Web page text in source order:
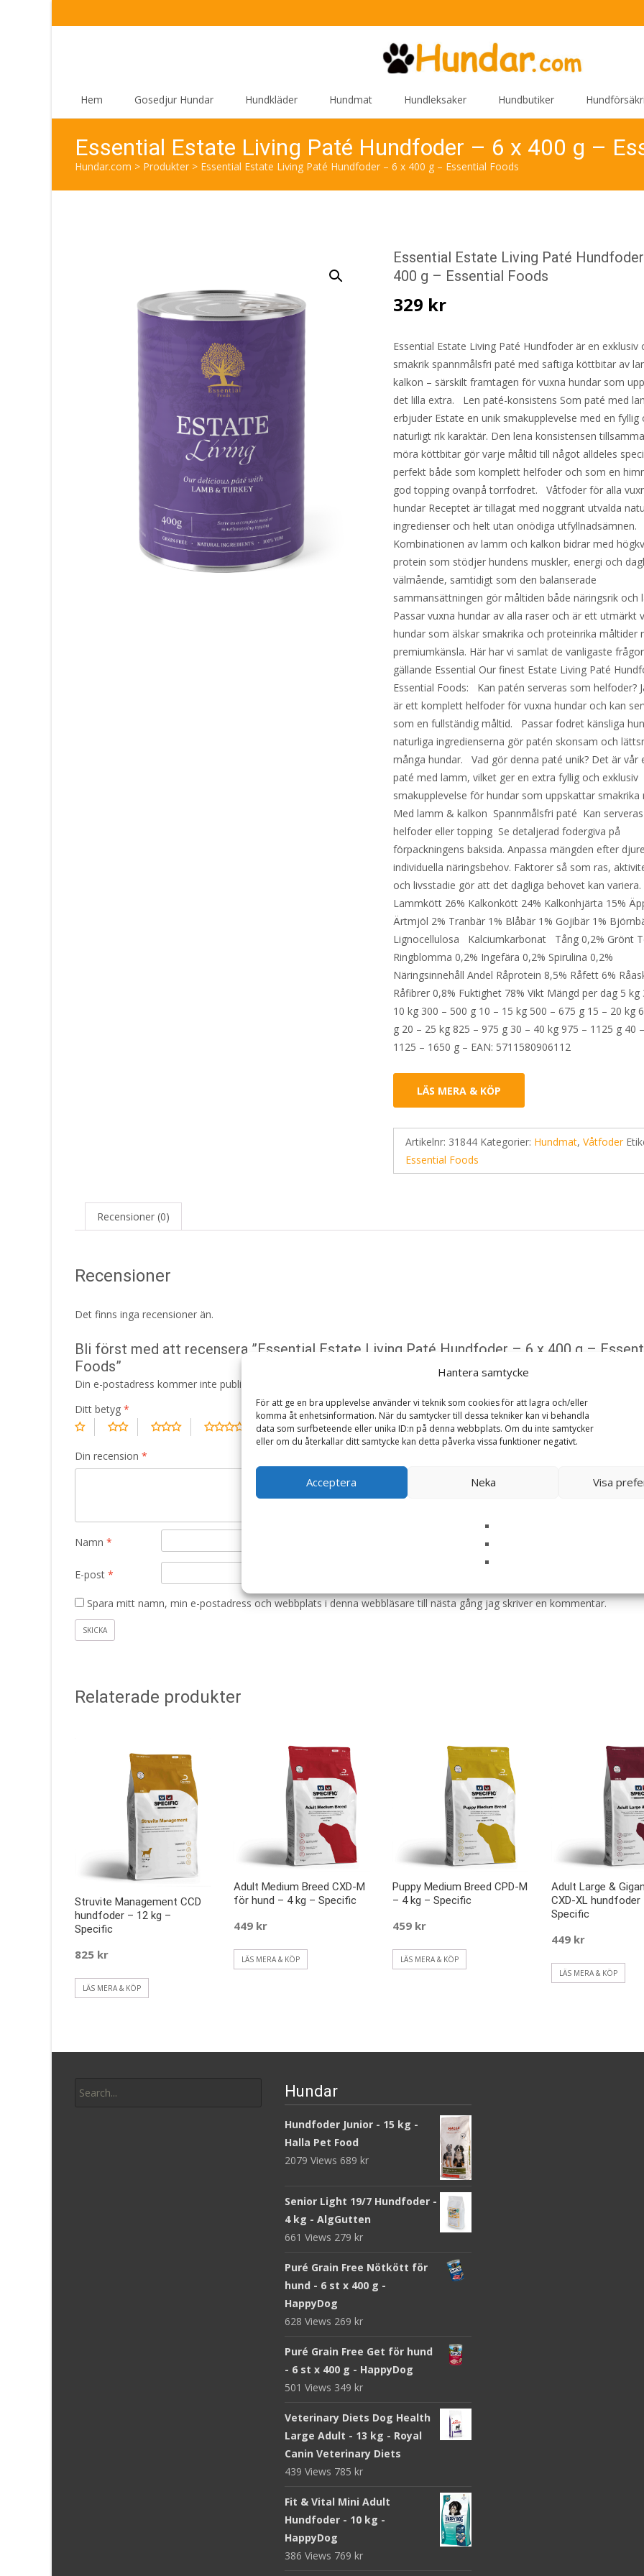
Hantera samtycke
För att ge en bra upplevelse använder vi teknik som cookies för att lagra och/eller
komma åt enhetsinformation. När du samtycker till dessa tekniker kan vi behandla
data som surfbeteende eller unika ID:n på denna webbplats. Om du inte samtycker
eller om du återkallar ditt samtycke kan detta påverka vissa funktioner negativt.
Acceptera Neka Visa
Hem Gosedjur Hundar Hundkläder Hundmat Hundleksaker Hundbutiker
Essential Estate Living Paté Hundfoder – 6 x 400 g –
Hundar.com > Produkter > Essential Estate Living Paté Hundfoder – 6 x 400 g – Essential Foods
Essential Estate Living Paté
400 g – Essential Foods
329 kr
Essential Estate Living Paté Hundfoder är en exklusiv
smakrik spannmålsfri paté med saftiga köttbitar av
kalkon – särskilt framtagen för vuxna hundar som
det lilla extra. Len paté-konsistens Som paté med
erbjuder Estate en unik smakupplevelse med en fyllig
naturligt rik karaktär. Den lena konsistensen
möra köttbitar gör varje måltid till något alldeles
perfekt både som komplett helfoder och som en
god topping ovanpå torrfodret. Våtfoder för alla
hundar Receptet är tillagat med noggrant utvalda
ingredienser och helt utan onödiga utfyllnadsämnen.
Kombinationen av lamm och kalkon bidrar med
protein som stödjer hundens muskler, energi och
välmående, samtidigt som den balanserade
sammansättningen gör måltiden både näringsrik och
Passar vuxna hundar av alla raser och är ett utmärkt
hundar som älskar smakrika och proteinrika måltider
premiumkänsla. Här har vi samlat de vanligaste
gällande Essential Our finest Estate Living Paté
Essential Foods: Kan patén serveras som helfoder?
är ett komplett helfoder för vuxna hundar och kan
som en fullständig måltid. Passar fodret känsliga
naturliga ingredienserna gör patén skonsam och
många hundar. Vad gör denna paté unik? Det är vår
paté med lamm, vilket ger en extra fyllig och exklusiv
smakupplevelse för hundar som uppskattar smakrika
Med lamm & kalkon Spannmålsfri paté Kan
helfoder eller topping Se detaljerad fodergiva på
förpackningens baksida. Anpassa mängden efter
individuella näringsbehov. Faktorer så som ras,
och livsstadie gör att det dagliga behovet kan variera.
Lammkött 26% Kalkonkött 24% Kalkonhjärta 15%
Ärtmjöl 2% Tranbär 1% Blåbär 1% Gojibär 1%
Lignocellulosa Kalciumkarbonat Tång 0,2% Grönt
Ringblomma 0,2% Ingefära 0,2% Spirulina 0,2%
Näringsinnehåll Andel Råprotein 8,5% Råfett 6%
Råfibrer 0,8% Fuktighet 78% Vikt Mängd per dag 5 kg
10 kg 300 – 500 g 10 – 15 kg 500 – 675 g 15 – 20 kg
g 20 – 25 kg 825 – 975 g 30 – 40 kg 975 – 1125 g 40
1125 – 1650 g – EAN: 5711580906112
LÄS MERA & KÖP
Artikelnr: 31844 Kategorier: Hundmat,Våtfoder
Essential Foods
Recensioner (0)
Recensioner
Det finns inga recensioner än.
Bli först med att recensera ”Essential Estate Living Paté Hundfoder – 6 x 400 g –
Foods”
Din e-postadress kommer inte publiceras.
Ditt betyg *
Din recension *
Namn *
E-post *
Spara mitt namn, min e-postadress och webbplats i denna webbläsare till nästa gång jag skriver en kommentar.
Relaterade produkter
Struvite Management CCD
hundfoder – 12 kg –
Specific
825 kr
LÄS MERA & KÖP
Adult Medium Breed CXD-M
för hund – 4 kg – Specific
449 kr
LÄS MERA & KÖP
Puppy Medium Breed CPD-M
– 4 kg – Specific
459 kr
LÄS MERA & KÖP
Adult Large &
CXD-XL hundfoder
Specific
449 kr
LÄS MERA & KÖP
for:
Hundar
Hundfoder Junior - 15 kg -
Halla Pet Food
2079 Views 689 kr
Senior Light 19/7 Hundfoder -
4 kg - AlgGutten
661 Views 279 kr
Puré Grain Free Nötkött för
hund - 6 st x 400 g -
HappyDog
628 Views 269 kr
Puré Grain Free Get för hund
- 6 st x 400 g - HappyDog
501 Views 349 kr
Veterinary Diets Dog Health
Large Adult - 13 kg - Royal
Canin Veterinary Diets
439 Views 785 kr
Fit & Vital Mini Adult
Hundfoder - 10 kg -
HappyDog
386 Views 769 kr